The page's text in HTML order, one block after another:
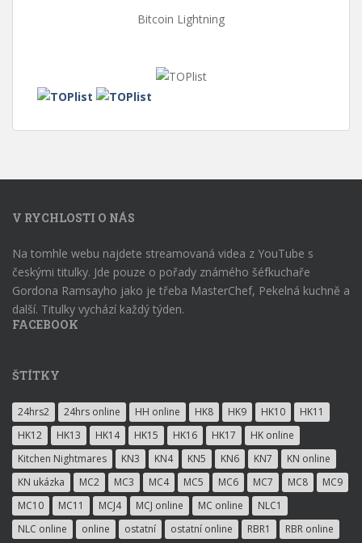
Bitcoin Lightning
V RYCHLOSTI O NÁS
Na tomhle webu najdete streamovaná videa z YouTube s
českými titulky. Jde pouze o pořady známého šéfkuchaře
Gordona Ramsayho jako je třeba MasterChef, Pekelná kuchně a
další. Titulky vychází každý týden.
FACEBOOK
ŠTÍTKY
24hrs2 24hrs online HH online HK8 HK9 HK10
HK11
HK12
HK13 HK14 HK15 HK16 HK17
HK online
Kitchen Nightmares
KN3 KN4 KN5 KN6 KN7
KN online
KN ukázka
MC2 MC3 MC4 MC5 MC6 MC7 MC8
MC9
MC10
MC11 MCJ4 MCJ online MC online
NLC1
NLC online
online ostatní ostatní online RBR1 RBR online